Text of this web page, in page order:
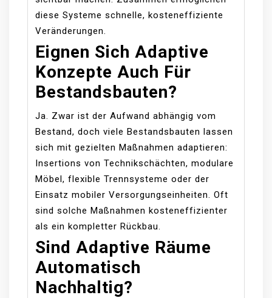
diese Systeme schnelle, kosteneffiziente
Veränderungen.
Eignen Sich Adaptive
Konzepte Auch Für
Bestandsbauten?
Ja. Zwar ist der Aufwand abhängig vom
Bestand, doch viele Bestandsbauten lassen
sich mit gezielten Maßnahmen adaptieren:
Insertions von Technikschächten, modulare
Möbel, flexible Trennsysteme oder der
Einsatz mobiler Versorgungseinheiten. Oft
sind solche Maßnahmen kosteneffizienter
als ein kompletter Rückbau.
Sind Adaptive Räume
Automatisch
Nachhaltig?